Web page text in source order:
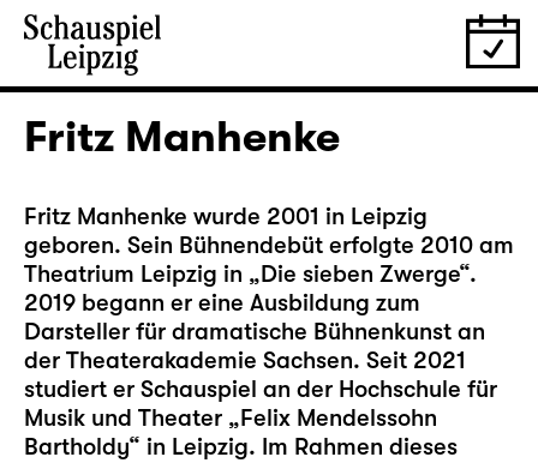
Fritz Manhenke
Fritz Manhenke wurde 2001 in Leipzig
geboren. Sein Bühnendebüt erfolgte 2010 am
Theatrium Leipzig in „Die sieben Zwerge“.
2019 begann er eine Ausbildung zum
Darsteller für dramatische Bühnenkunst an
der Theaterakademie Sachsen. Seit 2021
studiert er Schauspiel an der Hochschule für
Musik und Theater „Felix Mendelssohn
Bartholdy“ in Leipzig. Im Rahmen dieses